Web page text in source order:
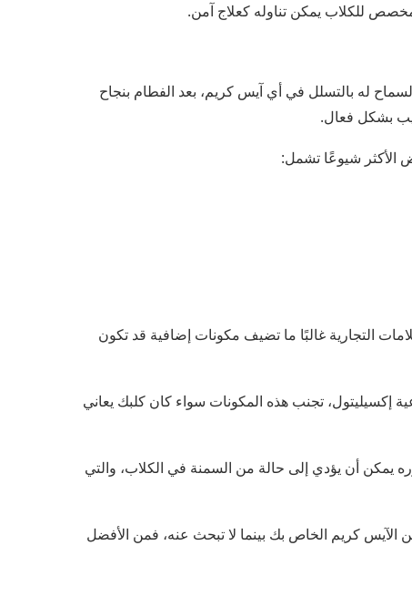
مخصص للكلاب يمكن تناوله كعلاج آمن.
له بالتسلل في أي آيس كريم، بعد الفطام بنجاح
بشكل فعال.
الأكثر شيوعًا تشمل:
التجارية غالبًا ما تضيف مكونات إضافية قد تكون
إكسيليتول، تجنب هذه المكونات سواء كان كلبك يعاني
يمكن أن يؤدي إلى حالة من السمنة في الكلاب، والتي
الآيس كريم الخاص بك بينما لا تبحث عنه، فمن الأفضل